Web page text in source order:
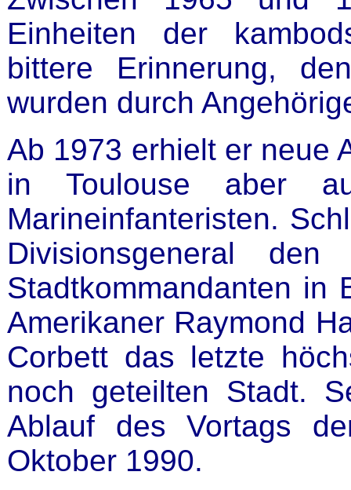
Einheiten der
bittere Erinnerung,
wurden durch
Ab 1973 erhielt er neue
in Toulouse aber
Marineinfanteristen.
Divisionsgeneral
Stadtkommandanten in
Amerikaner Raymond
Corbett das letzte
noch geteilten Stadt.
Ablauf des Vortags
Oktober 1990.